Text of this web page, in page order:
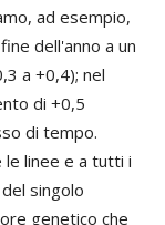
ad esempio,
dell'anno a un
a +0,4); nel
di +0,5
di tempo.
linee e a tutti i
singolo
genetico che